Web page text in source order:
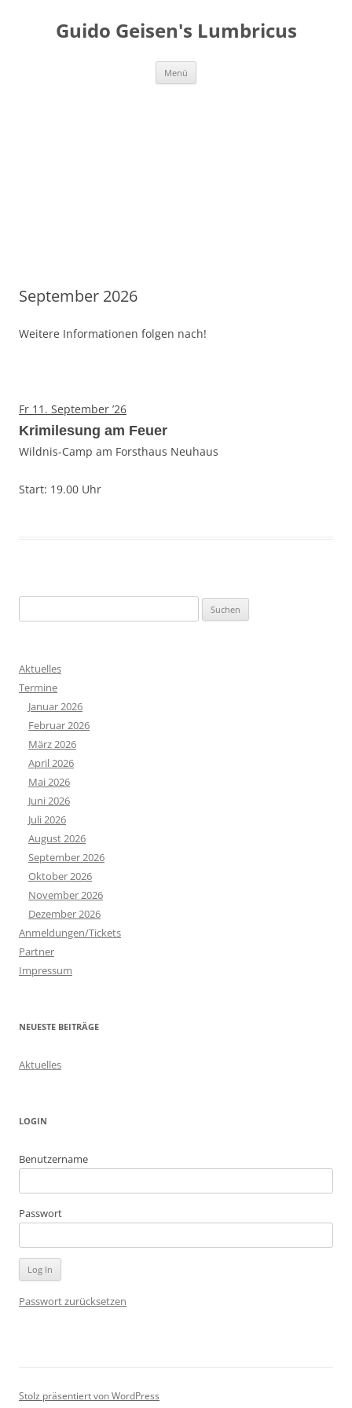
Guido Geisen's Lumbricus
Menü
September 2026
Weitere Informationen folgen nach!
Fr 11. September ’26
Krimilesung am Feuer
Wildnis-Camp am Forsthaus Neuhaus
Start: 19.00 Uhr
u
h
e
Aktuelles
Termine
Januar 2026
Februar 2026
März 2026
April 2026
Mai 2026
Juni 2026
Juli 2026
August 2026
September 2026
Oktober 2026
November 2026
Dezember 2026
Anmeldungen/Tickets
Partner
Impressum
NEUESTE BEITRÄGE
Aktuelles
LOGIN
Benutzername
Passwort
Passwort zurücksetzen
Stolz präsentiert von WordPress